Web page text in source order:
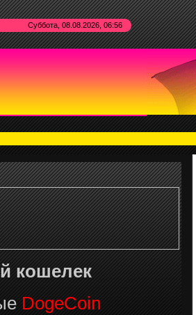
Суббота, 08.08.2026, 06:56
кошелек
DogeCoin